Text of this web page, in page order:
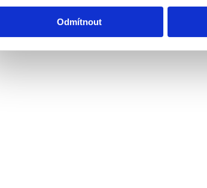
Odmítnout